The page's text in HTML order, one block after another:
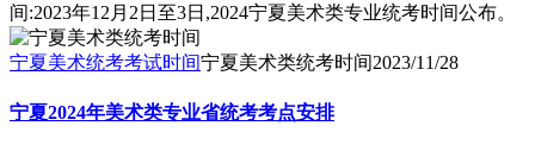
间:2023年12月2日至3日,2024宁夏美术类专业统考时间公布。
宁夏美术统考考试时间宁夏美术类统考时间2023/11/28
宁夏2024年美术类专业省统考考点安排